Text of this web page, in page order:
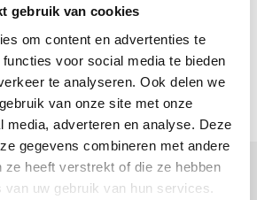
gebruik van cookies
om content en advertenties te
voor social media te bieden
te analyseren. Ook delen we
van onze site met onze
media, adverteren en analyse. Deze
gegevens combineren met andere
ze heeft verstrekt of die ze hebben
uw gebruik van hun services.
Eindhoven
over Archipel?